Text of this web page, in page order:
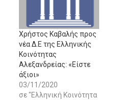
Xρήστος Καβαλής προς
νέα Δ.Ε της Ελληνικής
Κοινότητας
Αλεξανδρείας: «Είστε
άξιοι»
03/11/2020
σε "Ελληνική Κοινότητα